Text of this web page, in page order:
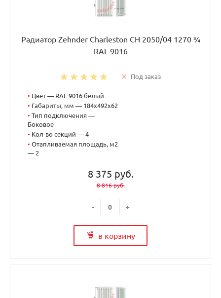
Радиатор Zehnder Charleston CH 2050/04 1270 ¾
RAL 9016
Под заказ
• Цвет — RAL 9016 белый
• Габариты, мм — 184x492x62
• Тип подключения —
Боковое
• Кол-во секций — 4
• Отапливаемая площадь, м2
— 2
8 375 руб.
8 816 руб.
- +
в корзину